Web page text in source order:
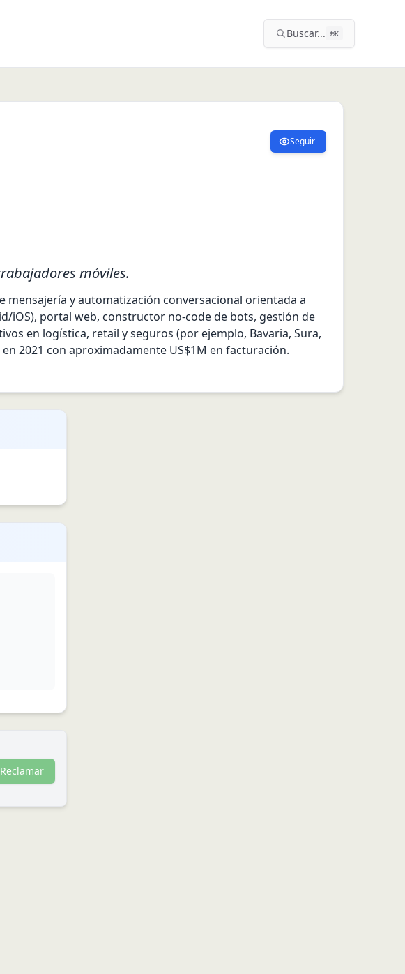
Buscar... ⌘K
Seguir
móviles.
mensajería y automatización conversacional orientada a
iOS), portal web, constructor no-code de bots, gestión de
en logística, retail y seguros (por ejemplo, Bavaria, Sura,
2021 con aproximadamente US$1M en facturación.
Reclamar